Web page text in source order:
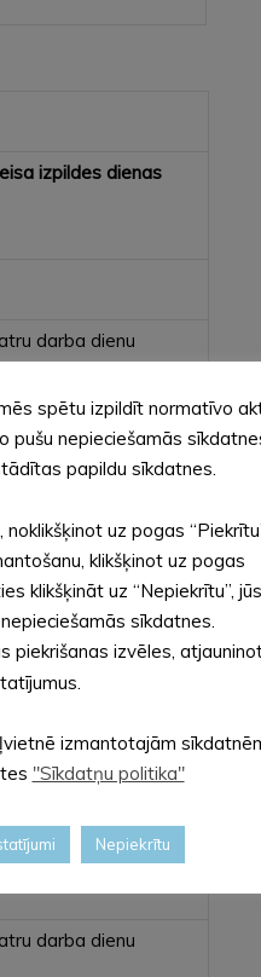
izpildes dienas
darba dienu
darba dienu
darba dienu
darba dienu
darba dienu
darba dienu
spētu izpildīt normatīvo
pušu nepieciešamās
papildu sīkdatnes.
uz pogas
klikšķinot uz pogas
klikšķināt uz “Nepiekrītu”,
sīkdatnes.
piekrišanas izvēles,
izmantotajām
"Sīkdatņu politika"
Nepiekrītu